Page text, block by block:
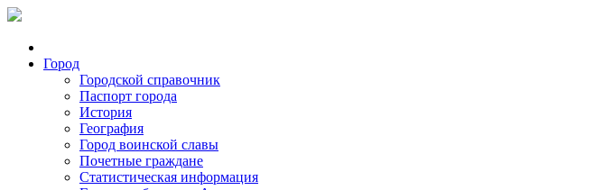
Город
Городской справочник
Паспорт города
История
География
Город воинской славы
Почетные граждане
Статистическая информация